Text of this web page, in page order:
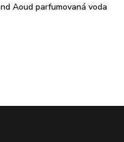
Aoud parfumovaná voda